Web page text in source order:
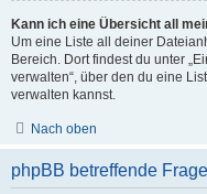
Kann ich eine Übersicht all
Um eine Liste all deiner
Bereich. Dort findest du unter
verwalten“, über den du eine
verwalten kannst.
Nach oben
phpBB betreffende